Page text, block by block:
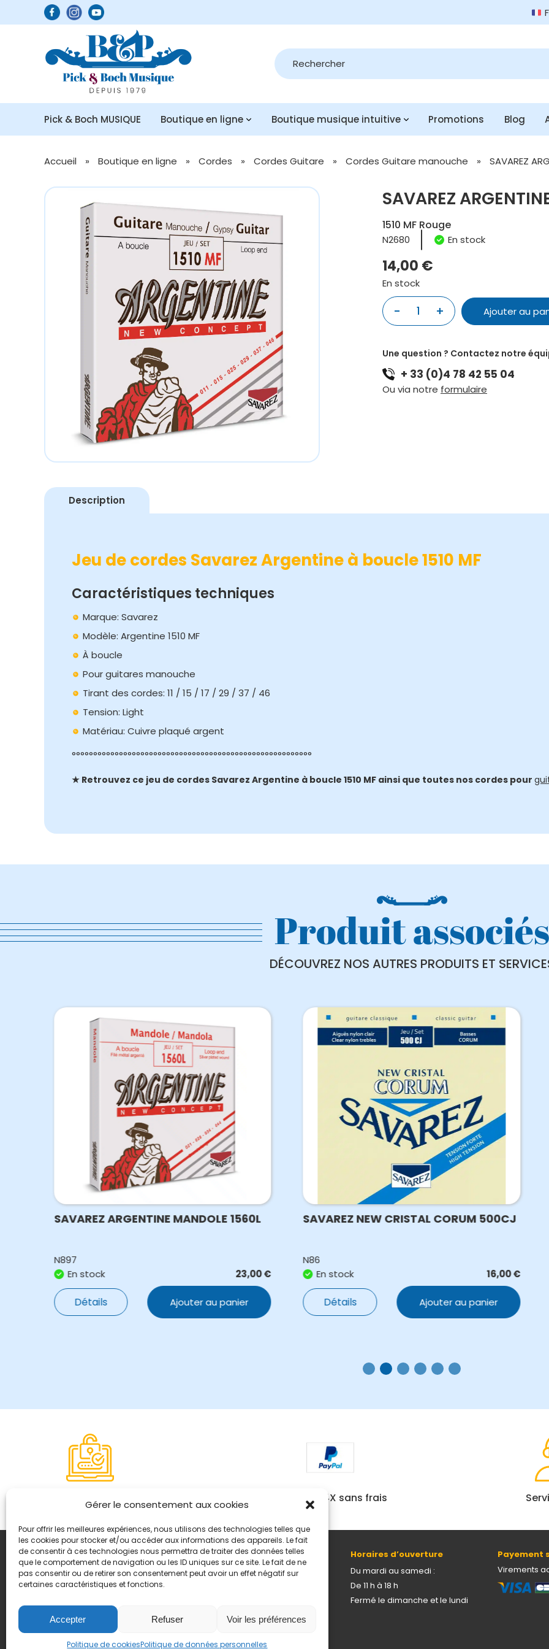
Gérer le consentement aux cookies
Pour offrir les meilleures expériences, nous utilisons des technologies telles que
les cookies pour stocker et/ou accéder aux informations des appareils. Le fait
de consentir à ces technologies nous permettra de traiter des données telles
que le comportement de navigation ou les ID uniques sur ce site. Le fait de ne
pas consentir ou de retirer son consentement peut avoir un effet négatif sur
certaines caractéristiques et fonctions.
Accepter Refuser Voir les préférences
Politique de cookiesPolitique de données personnelles
Recherche
de
produits
Pick & Boch MUSIQUE Boutique en ligne Boutique musique intuitive Promotions Blog
Accueil » Boutique en ligne » Cordes » Cordes Guitare » Cordes Guitare manouche » SAVAREZ
SAVAREZ
1510 MF Rouge
N2680 En stock
14,00 €
En stock
-
quantité
ARGENTINE
À
BOUCLE
1510
+ Ajouter au
Une question ? Contactez notre
+ 33 (0)4 78 42 55 04
Ou via notre formulaire
Description
Jeu de cordes Savarez Argentine à boucle 1510 MF
Caractéristiques techniques
Marque: Savarez
Modèle: Argentine 1510 MF
À boucle
Pour guitares manouche
Tirant des cordes: 11 / 15 / 17 / 29 / 37 / 46
Tension: Light
Matériau: Cuivre plaqué argent
°°°°°°°°°°°°°°°°°°°°°°°°°°°°°°°°°°°°°°°°°°°°°°°°°°°°°°°°
★ Retrouvez ce jeu de cordes Savarez Argentine à boucle 1510 MF ainsi que toutes nos cordes pour
Produit associés
DÉCOUVREZ NOS AUTRES PRODUITS ET
SAVAREZ ARGENTINE MANDOLE 1560L
N897
En stock
23,00€
Détails Ajouter au panier
SAVAREZ NEW CRISTAL CORUM 500CJ
N86
En stock
16,00€
Détails Ajouter au panier
Paiement sécurisé Paiement 4X sans frais
Coordonnées
8, quai Romain Rolland 69005 Lyon
Plan d'accès
Politique de données personnelles
Horaires d’ouverture
Du mardi au samedi :
De 11 h à 18 h
Fermé le dimanche et le lundi
Payement
Virements